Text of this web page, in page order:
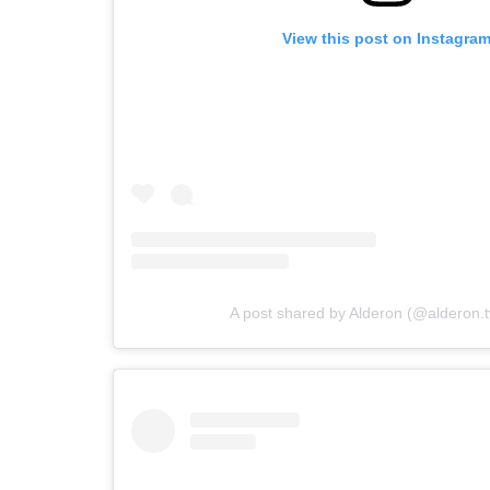
View this post on Instagram
A post shared by Alderon